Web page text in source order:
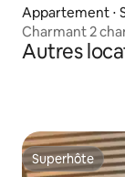
Appartement ⋅
Charmant 2
UNITÉ A
Autres
Superhôte
Superhôte